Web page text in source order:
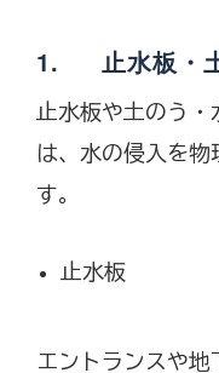
1. 止水板・
止水板や土のう
は、水の侵入を物
す。
止水板
エントランスや